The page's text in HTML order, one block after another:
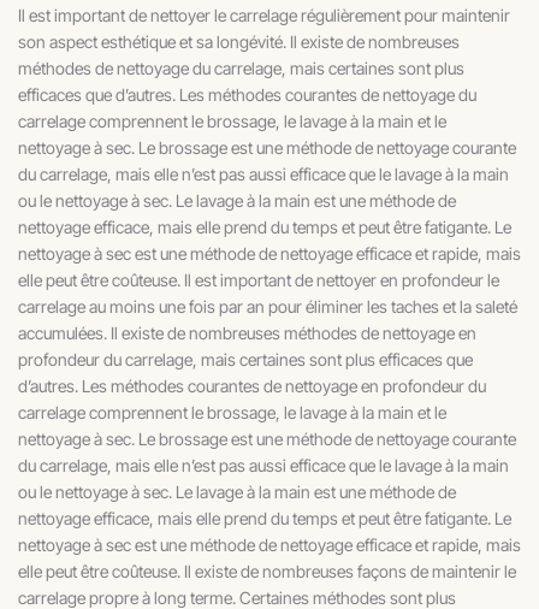
Il est important de nettoyer le carrelage régulièrement pour maintenir
son aspect esthétique et sa longévité. Il existe de nombreuses
méthodes de nettoyage du carrelage, mais certaines sont plus
efficaces que d’autres. Les méthodes courantes de nettoyage du
carrelage comprennent le brossage, le lavage à la main et le
nettoyage à sec. Le brossage est une méthode de nettoyage courante
du carrelage, mais elle n’est pas aussi efficace que le lavage à la main
ou le nettoyage à sec. Le lavage à la main est une méthode de
nettoyage efficace, mais elle prend du temps et peut être fatigante. Le
nettoyage à sec est une méthode de nettoyage efficace et rapide, mais
elle peut être coûteuse. Il est important de nettoyer en profondeur le
carrelage au moins une fois par an pour éliminer les taches et la saleté
accumulées. Il existe de nombreuses méthodes de nettoyage en
profondeur du carrelage, mais certaines sont plus efficaces que
d’autres. Les méthodes courantes de nettoyage en profondeur du
carrelage comprennent le brossage, le lavage à la main et le
nettoyage à sec. Le brossage est une méthode de nettoyage courante
du carrelage, mais elle n’est pas aussi efficace que le lavage à la main
ou le nettoyage à sec. Le lavage à la main est une méthode de
nettoyage efficace, mais elle prend du temps et peut être fatigante. Le
nettoyage à sec est une méthode de nettoyage efficace et rapide, mais
elle peut être coûteuse. Il existe de nombreuses façons de maintenir le
carrelage propre à long terme. Certaines méthodes sont plus